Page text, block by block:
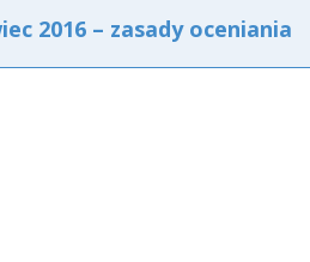
2016 – zasady oceniania